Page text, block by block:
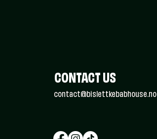
CONTACT US
contact@bislettkebabhouse.no